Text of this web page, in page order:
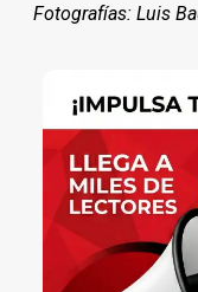
Fotografías: Luis